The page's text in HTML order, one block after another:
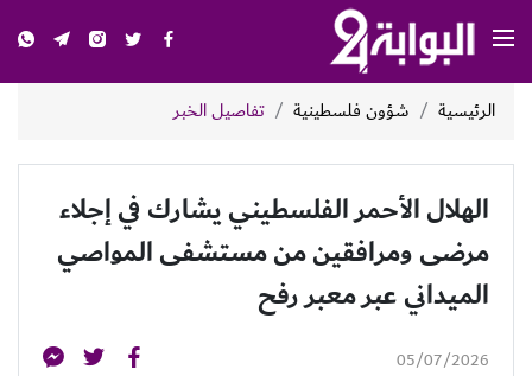
الرئيسية شؤون فلسطينية تفاصيل الخبر
الهلال الأحمر الفلسطيني يشارك في إجلاء
مرضى ومرافقين من مستشفى المواصي
الميداني عبر معبر رفح
05/07/2026